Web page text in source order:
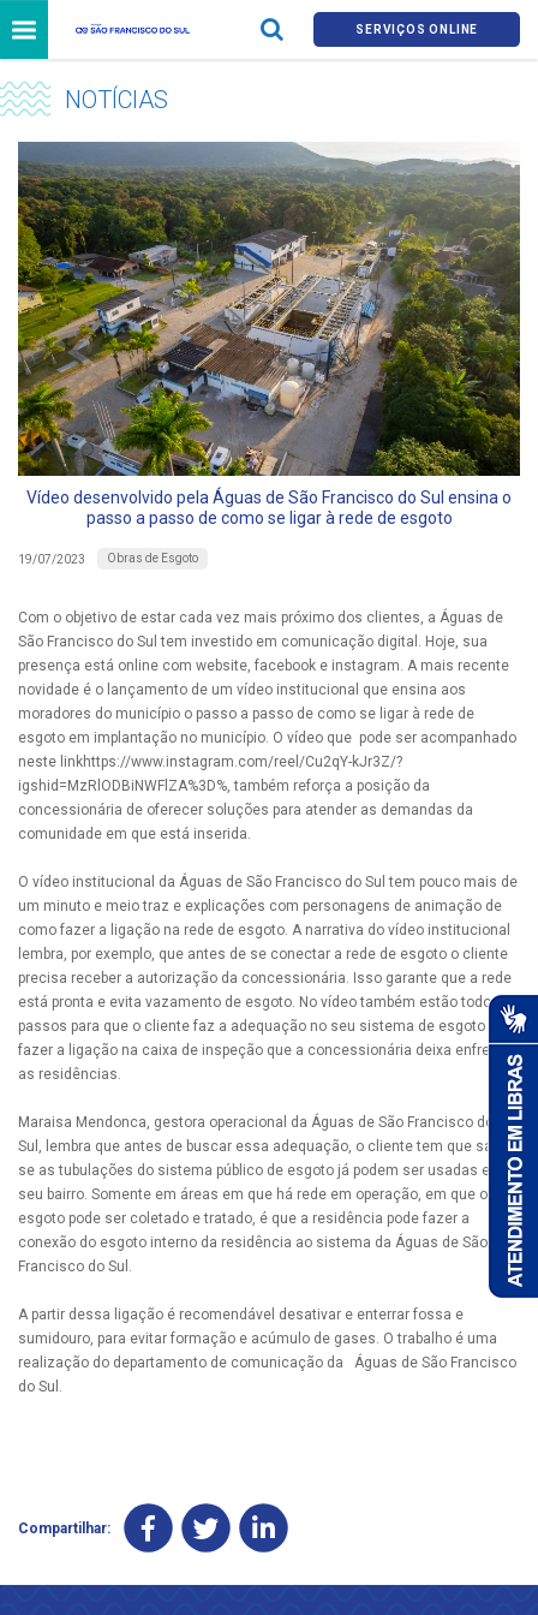
SERVIÇOS ONLINE
NOTÍCIAS
Vídeo desenvolvido pela Águas de São Francisco do Sul ensina o
passo a passo de como se ligar à rede de esgoto
19/07/2023 Obras de Esgoto
Com o objetivo de estar cada vez mais próximo dos clientes, a Águas de
São Francisco do Sul tem investido em comunicação digital. Hoje, sua
presença está online com website, facebook e instagram. A mais recente
novidade é o lançamento de um vídeo institucional que ensina aos
moradores do município o passo a passo de como se ligar à rede de
esgoto em implantação no município. O vídeo que pode ser acompanhado
neste linkhttps://www.instagram.com/reel/Cu2qY-kJr3Z/?
igshid=MzRlODBiNWFlZA%3D%, também reforça a posição da
concessionária de oferecer soluções para atender as demandas da
comunidade em que está inserida.
O vídeo institucional da Águas de São Francisco do Sul tem pouco mais de
um minuto e meio traz e explicações com personagens de animação de
como fazer a ligação na rede de esgoto. A narrativa do vídeo institucional
lembra, por exemplo, que antes de se conectar a rede de esgoto o cliente
precisa receber a autorização da concessionária. Isso garante que a rede
está pronta e evita vazamento de esgoto. No vídeo também estão todos os
passos para que o cliente faz a adequação no seu sistema de esgoto até
fazer a ligação na caixa de inspeção que a concessionária deixa enfrente
as residências.
Maraisa Mendonca, gestora operacional da Águas de São Francisco do
Sul, lembra que antes de buscar essa adequação, o cliente tem que saber
se as tubulações do sistema público de esgoto já podem ser usadas em
seu bairro. Somente em áreas em que há rede em operação, em que o
esgoto pode ser coletado e tratado, é que a residência pode fazer a
conexão do esgoto interno da residência ao sistema da Águas de São
Francisco do Sul.
A partir dessa ligação é recomendável desativar e enterrar fossa e
sumidouro, para evitar formação e acúmulo de gases. O trabalho é uma
realização do departamento de comunicação da Águas de São Francisco
do Sul.
Compartilhar: